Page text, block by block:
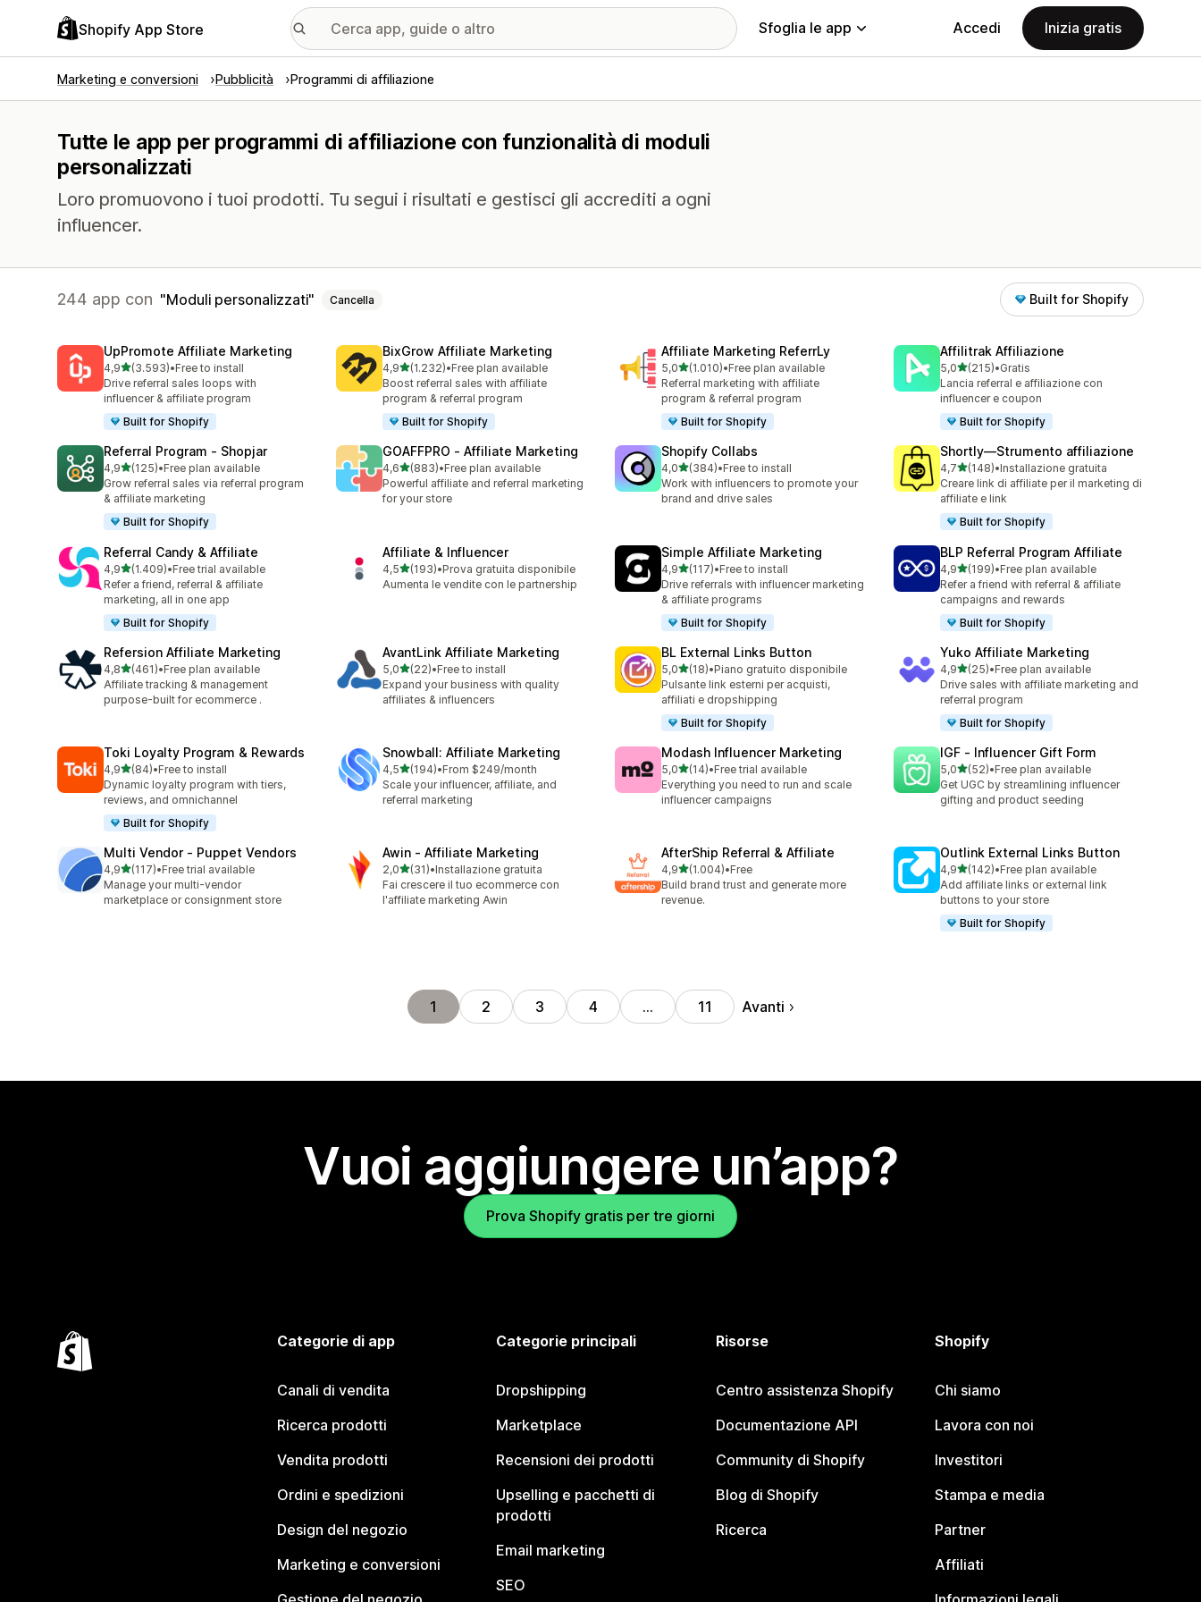
Shopify App Store Sfoglia le app Accedi Inizia gratis
Marketing e conversioni Pubblicità Programmi di affiliazione
Tutte le app per programmi di affiliazione con funzionalità di moduli
personalizzati
Loro promuovono i tuoi prodotti. Tu segui i risultati e gestisci gli accrediti a ogni
influencer.
244 app con Moduli personalizzati Cancella Built for Shopify
UpPromote Affiliate Marketing
4,9stelle su 5
(3.593)
3593 recensioni totali
•Free to install
Drive referral sales loops with
influencer & affiliate program
Built for Shopify
BixGrow Affiliate Marketing
4,9stelle su 5
(1.232)
1232 recensioni totali
•Free plan available
Boost referral sales with affiliate
program & referral program
Built for Shopify
Affiliate Marketing ReferrLy
5,0stelle su 5
(1.010)
1010 recensioni totali
•Free plan available
Referral marketing with affiliate
program & referral program
Built for Shopify
Affilitrak Affiliazione
5,0stelle su 5
(215)
215 recensioni totali
•Gratis
Lancia referral e affiliazione con
influencer e coupon
Built for Shopify
Referral Program ‑ Shopjar
4,9stelle su 5
(125)
125 recensioni totali
•Free plan available
Grow referral sales via referral program
& affiliate marketing
Built for Shopify
GOAFFPRO ‑ Affiliate Marketing
4,6stelle su 5
(883)
883 recensioni totali
•Free plan available
Powerful affiliate and referral marketing
for your store
Shopify Collabs
4,0stelle su 5
(384)
384 recensioni totali
•Free to install
Work with influencers to promote your
brand and drive sales
Shortly—Strumento affiliazione
4,7stelle su 5
(148)
148 recensioni totali
•Installazione gratuita
Creare link di affiliate per il marketing di
affiliate e link
Built for Shopify
Referral Candy & Affiliate
4,9stelle su 5
(1.409)
1409 recensioni totali
•Free trial available
Refer a friend, referral & affiliate
marketing, all in one app
Built for Shopify
Affiliate & Influencer
4,5stelle su 5
(193)
193 recensioni totali
•Prova gratuita disponibile
Aumenta le vendite con le partnership
Simple Affiliate Marketing
4,9stelle su 5
(117)
117 recensioni totali
•Free to install
Drive referrals with influencer marketing
& affiliate programs
Built for Shopify
BLP Referral Program Affiliate
4,9stelle su 5
(199)
199 recensioni totali
•Free plan available
Refer a friend with referral & affiliate
campaigns and rewards
Built for Shopify
Refersion Affiliate Marketing
4,8stelle su 5
(461)
461 recensioni totali
•Free plan available
Affiliate tracking & management
purpose-built for ecommerce .
AvantLink Affiliate Marketing
5,0stelle su 5
(22)
22 recensioni totali
•Free to install
Expand your business with quality
affiliates & influencers
BL External Links Button
5,0stelle su 5
(18)
18 recensioni totali
•Piano gratuito disponibile
Pulsante link esterni per acquisti,
affiliati e dropshipping
Built for Shopify
Yuko Affiliate Marketing
4,9stelle su 5
(25)
25 recensioni totali
•Free plan available
Drive sales with affiliate marketing and
referral program
Built for Shopify
Toki Loyalty Program & Rewards
4,9stelle su 5
(84)
84 recensioni totali
•Free to install
Dynamic loyalty program with tiers,
reviews, and omnichannel
Built for Shopify
Snowball: Affiliate Marketing
4,5stelle su 5
(194)
194 recensioni totali
•From $249/month
Scale your influencer, affiliate, and
referral marketing
Modash Influencer Marketing
5,0stelle su 5
(14)
14 recensioni totali
•Free trial available
Everything you need to run and scale
influencer campaigns
IGF ‑ Influencer Gift Form
5,0stelle su 5
(52)
52 recensioni totali
•Free plan available
Get UGC by streamlining influencer
gifting and product seeding
Multi Vendor ‑ Puppet Vendors
4,9stelle su 5
(117)
117 recensioni totali
•Free trial available
Manage your multi-vendor
marketplace or consignment store
Awin ‑ Affiliate Marketing
2,0stelle su 5
(31)
31 recensioni totali
•Installazione gratuita
Fai crescere il tuo ecommerce con
l'affiliate marketing Awin
AfterShip Referral & Affiliate
4,9stelle su 5
(1.004)
1004 recensioni totali
•Free
Build brand trust and generate more
revenue.
Outlink External Links Button
4,9stelle su 5
(142)
142 recensioni totali
•Free plan available
Add affiliate links or external link
buttons to your store
Built for Shopify
1 2 3 4 … 11 Avanti
Vuoi aggiungere un’app?
Prova Shopify gratis per tre giorni
Categorie di app
Canali di vendita
Ricerca prodotti
Vendita prodotti
Ordini e spedizioni
Design del negozio
Marketing e conversioni
Categorie principali
Dropshipping
Marketplace
Recensioni dei prodotti
Upselling e pacchetti di
prodotti
Email marketing
SEO
Risorse
Centro assistenza Shopify
Documentazione API
Community di Shopify
Blog di Shopify
Ricerca
Shopify
Chi siamo
Lavora con noi
Investitori
Stampa e media
Partner
Affiliati